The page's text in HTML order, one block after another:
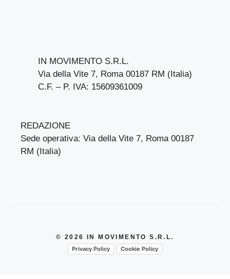
IN MOVIMENTO S.R.L.
Via della Vite 7, Roma 00187 RM (Italia)
C.F. – P. IVA: 15609361009
REDAZIONE
Sede operativa: Via della Vite 7, Roma 00187
RM (Italia)
© 2026 IN MOVIMENTO S.R.L.
Privacy Policy
Cookie Policy